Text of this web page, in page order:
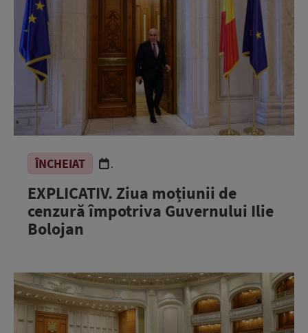
ÎNCHEIAT .
EXPLICATIV. Ziua moțiunii de
cenzură împotriva Guvernului Ilie
Bolojan